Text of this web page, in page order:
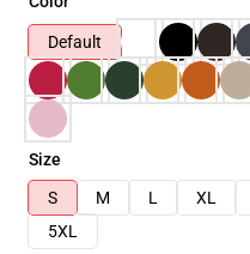
Default
Size
S
M L XL
5XL